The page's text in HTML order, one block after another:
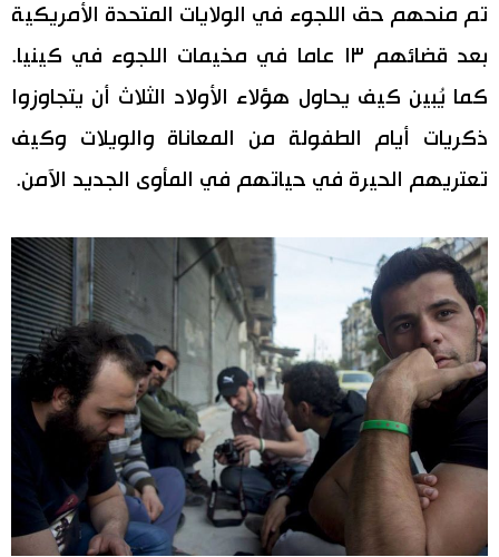
تم منحهم حق اللجوء في الولايات المتحدة الأمريكية
بعد قضائهم ١٣ عاما في مخيمات اللجوء في كينيا.
كما يُبين كيف يحاول هؤلاء الأولاد الثلاث أن يتجاوزوا
ذكريات أيام الطفولة من المعاناة والويلات وكيف
تعتريهم الحيرة في حياتهم في المأوى الجديد الآمن.